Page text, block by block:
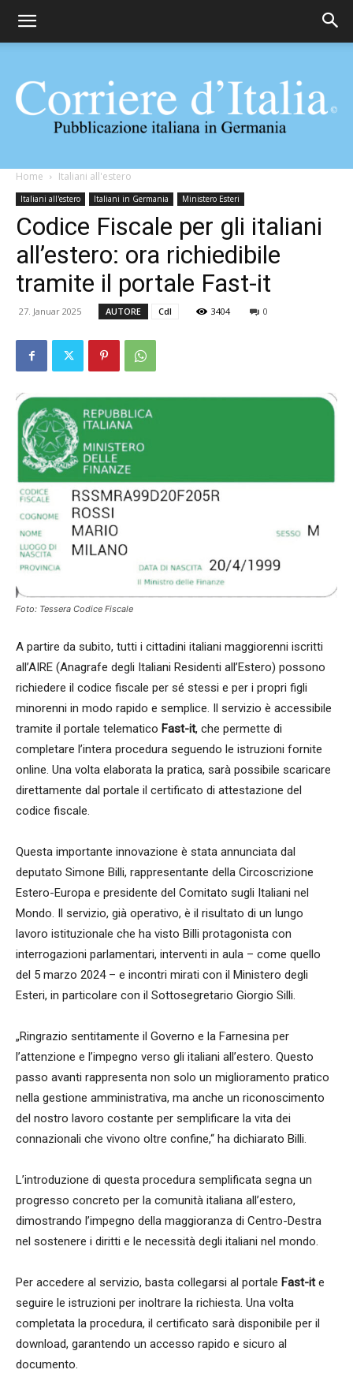
Corriere
d'Italia
Home Italiani all'estero
Italiani all'estero Italiani in Germania Ministero Esteri
Codice Fiscale per gli italiani
all’estero: ora richiedibile
tramite il portale Fast-it
27. Januar 2025 AUTORE CdI 3404 0
Foto: Tessera Codice Fiscale
A partire da subito, tutti i cittadini italiani maggiorenni iscritti
all’AIRE (Anagrafe degli Italiani Residenti all’Estero) possono
richiedere il codice fiscale per sé stessi e per i propri figli
minorenni in modo rapido e semplice. Il servizio è accessibile
tramite il portale telematico Fast-it, che permette di
completare l’intera procedura seguendo le istruzioni fornite
online. Una volta elaborata la pratica, sarà possibile scaricare
direttamente dal portale il certificato di attestazione del
codice fiscale.
Questa importante innovazione è stata annunciata dal
deputato Simone Billi, rappresentante della Circoscrizione
Estero-Europa e presidente del Comitato sugli Italiani nel
Mondo. Il servizio, già operativo, è il risultato di un lungo
lavoro istituzionale che ha visto Billi protagonista con
interrogazioni parlamentari, interventi in aula – come quello
del 5 marzo 2024 – e incontri mirati con il Ministero degli
Esteri, in particolare con il Sottosegretario Giorgio Silli.
„Ringrazio sentitamente il Governo e la Farnesina per
l’attenzione e l’impegno verso gli italiani all’estero. Questo
passo avanti rappresenta non solo un miglioramento pratico
nella gestione amministrativa, ma anche un riconoscimento
del nostro lavoro costante per semplificare la vita dei
connazionali che vivono oltre confine,“ ha dichiarato Billi.
L’introduzione di questa procedura semplificata segna un
progresso concreto per la comunità italiana all’estero,
dimostrando l’impegno della maggioranza di Centro-Destra
nel sostenere i diritti e le necessità degli italiani nel mondo.
Per accedere al servizio, basta collegarsi al portale Fast-ite
seguire le istruzioni per inoltrare la richiesta. Una volta
completata la procedura, il certificato sarà disponibile per il
download, garantendo un accesso rapido e sicuro al
documento.